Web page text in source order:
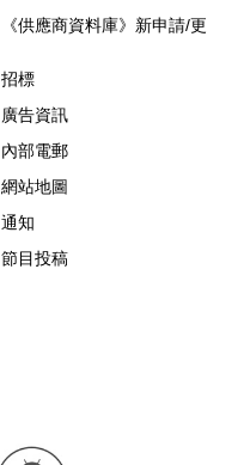
《供應商資料庫》新申請/更
招標
廣告資訊
內部電郵
網站地圖
通知
節目投稿